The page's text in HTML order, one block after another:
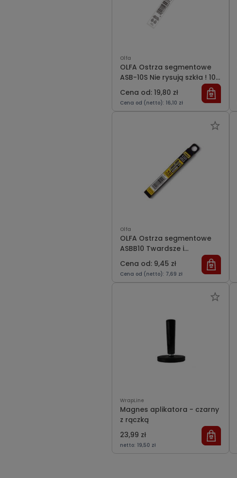
Olfa
OLFA Ostrza segmentowe
ASB-10S Nie rysują szkła ! 10
szt.
Cena od: 19,80 zł
Cena od (netto): 16,10 zł
Olfa
OLFA Ostrza segmentowe
ASBB10 Twardsze i
ostrzejsze
Cena od: 9,45 zł
Cena od (netto): 7,69 zł
WrapLine
Magnes aplikatora - czarny
z rączką
23,99 zł
netto: 19,50 zł